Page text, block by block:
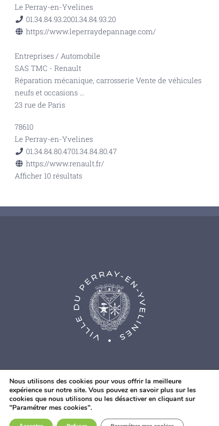
Le Perray-en-Yvelines
01.34.84.93.2001.34.84.93.20
https://www.leperraydepannage.com/
Entreprises / Automobile
SAS TMC - Renault
Réparation mécanique, carrosserie Vente de véhicules
neufs et occasions ...
23 rue de Paris
78610
Le Perray-en-Yvelines
01.34.84.80.4701.34.84.80.47
https://www.renault.fr/
Afficher 10 résultats
© Agence Web Fidesio|Mentions légales|Politique de
confidentialité|Contacts
Nous utilisons des cookies pour vous offrir la meilleure
expérience sur notre site. Vous pouvez en savoir plus sur les
cookies que nous utilisons ou les désactiver en cliquant sur
"Paramétrer mes cookies".